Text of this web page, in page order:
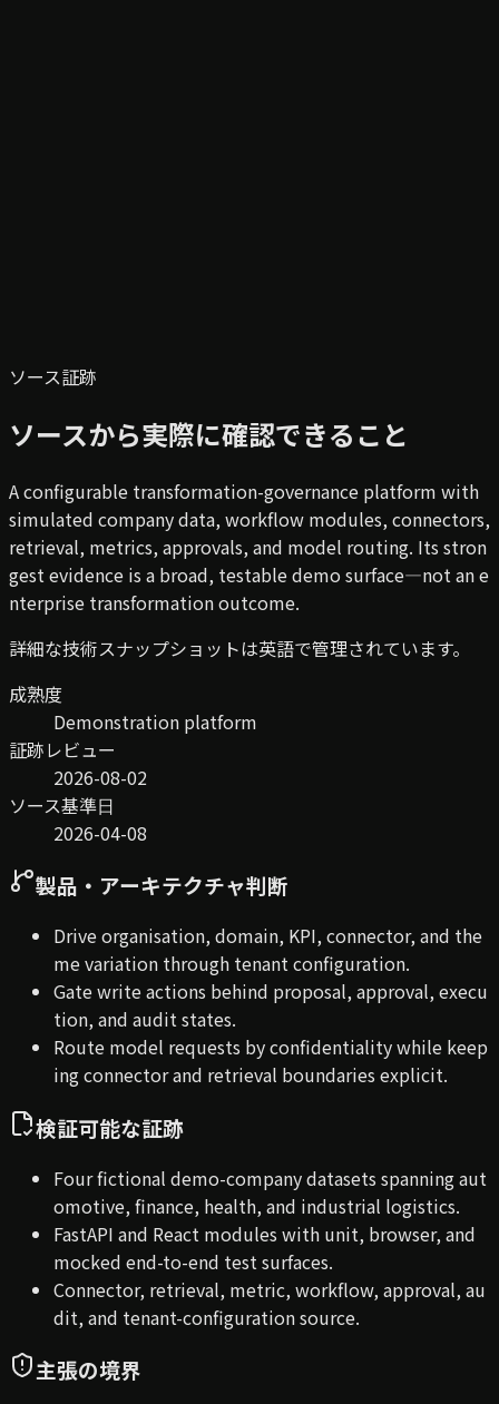
ソース証跡
ソースから実際に確認できること
A configurable transformation-governance platform with
simulated company data, workflow modules, connectors,
retrieval, metrics, approvals, and model routing. Its stron
gest evidence is a broad, testable demo surface—not an e
nterprise transformation outcome.
詳細な技術スナップショットは英語で管理されています。
成熟度
Demonstration platform
証跡レビュー
2026-08-02
ソース基準日
2026-04-08
製品・アーキテクチャ判断
Drive organisation, domain, KPI, connector, and the
me variation through tenant configuration.
Gate write actions behind proposal, approval, execu
tion, and audit states.
Route model requests by confidentiality while keep
ing connector and retrieval boundaries explicit.
検証可能な証跡
Four fictional demo-company datasets spanning aut
omotive, finance, health, and industrial logistics.
FastAPI and React modules with unit, browser, and
mocked end-to-end test surfaces.
Connector, retrieval, metric, workflow, approval, au
dit, and tenant-configuration source.
主張の境界